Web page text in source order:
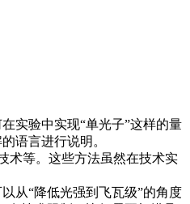
实验中实现“单光子”这样的量
语言进行说明。
术等。这些方法虽然在技术实
从“降低光强到飞瓦级”的角度